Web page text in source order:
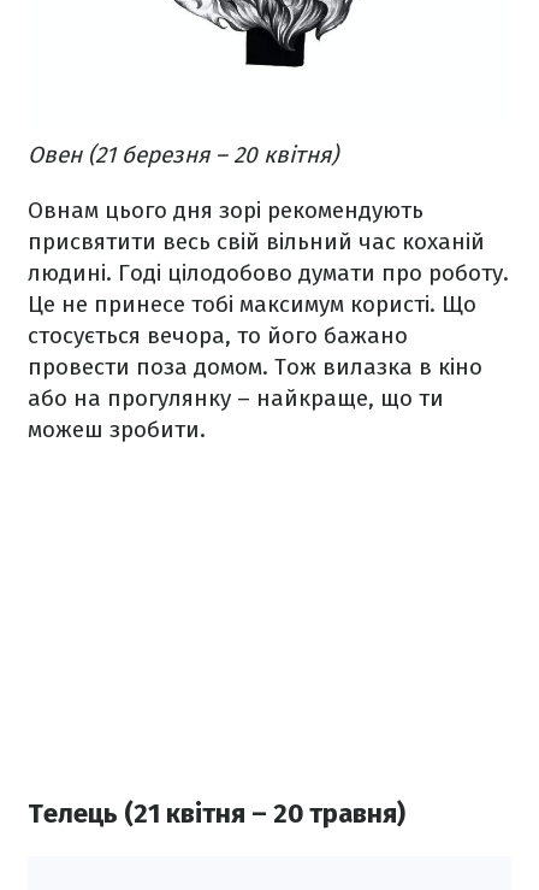
Овен (21 березня – 20 квітня)
Овнам цього дня зорі рекомендують
присвятити весь свій вільний час коханій
людині. Годі цілодобово думати про роботу.
Це не принесе тобі максимум користі. Що
стосується вечора, то його бажано
провести поза домом. Тож вилазка в кіно
або на прогулянку – найкраще, що ти
можеш зробити.
Телець (21 квітня – 20 травня)